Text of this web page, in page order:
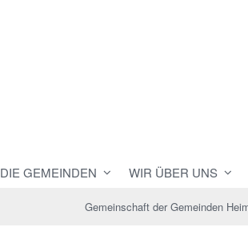
DIE GEMEINDEN WIR ÜBER UNS
Gemeinschaft der Gemeinden